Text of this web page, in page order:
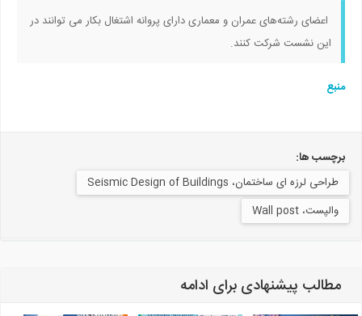
اعضای رشته‌های عمران و معماری دارای پروانه اشتغال بکار می توانند در
این نشست شرکت کنند.
منبع
برچسب ها:
طراحی لرزه ای ساختمان، Seismic Design of Buildings
والپست، Wall post
مطالب پیشنهادی برای ادامه